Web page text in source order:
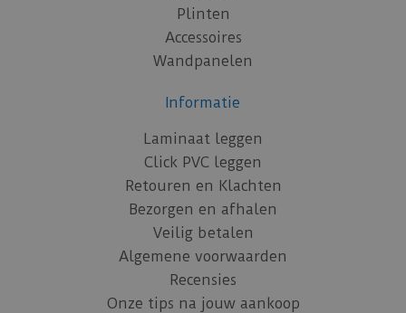
Plinten
Accessoires
Wandpanelen
Informatie
Laminaat leggen
Click PVC leggen
Retouren en Klachten
Bezorgen en afhalen
Veilig betalen
Algemene voorwaarden
Recensies
Onze tips na jouw aankoop